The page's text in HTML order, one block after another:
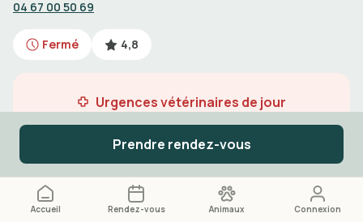
Accueil Rendez-vous Animaux Connexion
04 67 00 50 69
Fermé 4,8
Urgences vétérinaires de jour
Prendre rendez-vous